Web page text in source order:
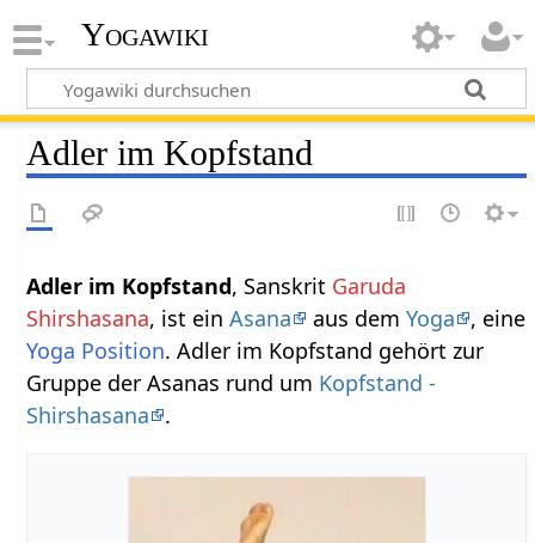
Yogawiki
Adler im Kopfstand
Adler im Kopfstand, Sanskrit Garuda
Shirshasana, ist einAsana aus demYoga
, eine
Yoga Position. Adler im Kopfstand gehört zur
Gruppe der Asanas rund um Kopfstand -
Shirshasana
.